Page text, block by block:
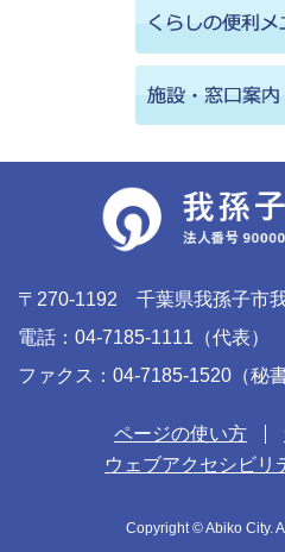
〒270-1192 千葉県我孫子市
電話：04-7185-1111（代表）
ファクス：04-7185-1520（秘
ページの使い方
ウェブアクセシビリ
Copyright © Abiko City.